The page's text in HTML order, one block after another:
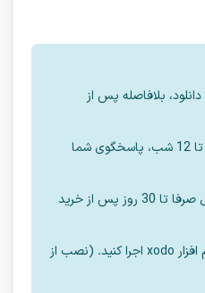
بلافاصله پس از
پشتیبانی آنلاین، از 9 صبح تا 12 شب، پاسخگوی شما
پشتیبانی ارسال مجدد فایل صرفا تا 30 روز پس از خرید
در موبایل: فایل ها را با نرم افزار xodo اجرا کنید. (نصب از